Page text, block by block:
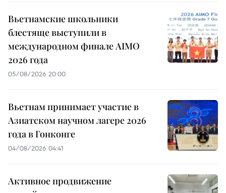
Вьетнамские школьники
блестяще выступили в
международном финале AIMO
2026 года
05/08/2026 20:00
Вьетнам принимает участие в
Азиатском научном лагере 2026
года в Гонконге
04/08/2026 04:41
Активное продвижение